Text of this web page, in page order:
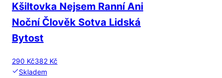
Kšiltovka Nejsem Ranní Ani
Noční Člověk Sotva Lidská
Bytost
290 Kč382 Kč
Skladem